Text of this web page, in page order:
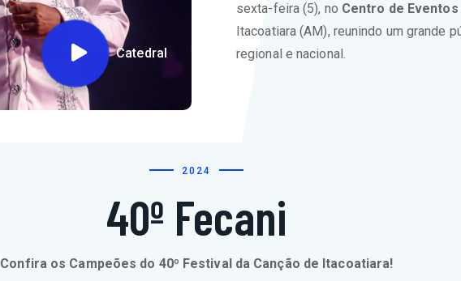
Catedral
sexta-feira (5), no Centro de
Itacoatiara (AM), reunindo um grande
regional e nacional.
2024
40º Fecani
Confira os Campeões do 40º Festival da Canção de Itacoatiara!